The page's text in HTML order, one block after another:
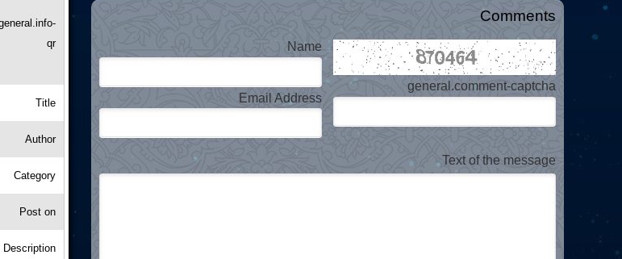
qr
Title
Author
Category
Post on
Description
Comments
Name
Email Address
general.comment-captcha
Text of the message